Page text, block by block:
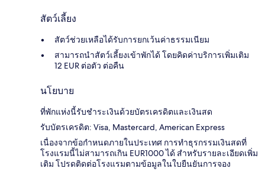
สัตว์เลี้ยง
สัตว์ช่วยเหลือได้รับการยกเว้นค่าธรรมเนียม
สามารถนำสัตว์เลี้ยงเข้าพักได้ โดยคิดค่าบริการเพิ่มเติม
12 EUR ต่อตัว ต่อคืน
นโยบาย
ที่พักแห่งนี้รับชำระเงินด้วยบัตรเครดิตและเงินสด
รับบัตรเครดิต: Visa, Mastercard, American Express
เนื่องจากข้อกำหนดภายในประเทศ การทำธุรกรรมเงินสดที่
โรงแรมนี้ไม่สามารถเกิน EUR1000 ได้ สำหรับรายละเอียดเพิ่ม
เติม โปรดติดต่อโรงแรมตามข้อมูลในใบยืนยันการจอง